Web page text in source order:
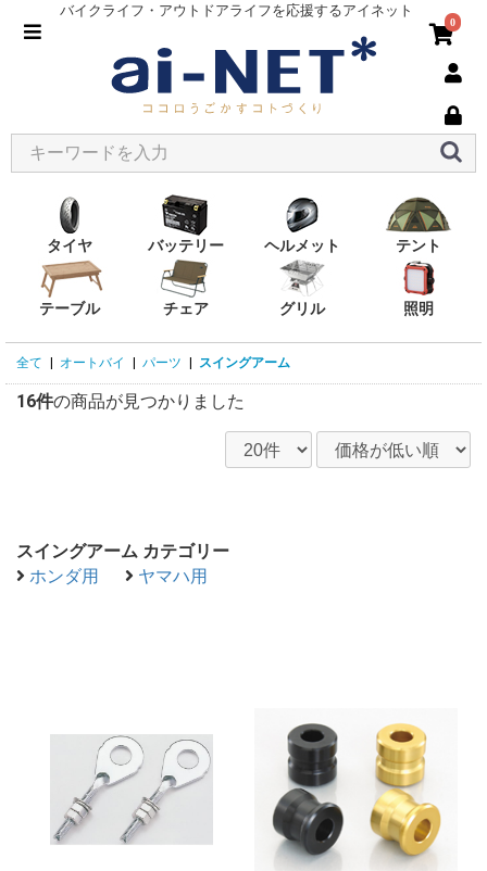
バイクライフ・アウトドアライフを応援するアイネット
0
タイヤ バッテリー ヘルメット テント
テーブル チェア グリル 照明
全て オートバイ パーツ スイングアーム
16件の商品が見つかりました
スイングアーム カテゴリー
ホンダ用
ヤマハ用